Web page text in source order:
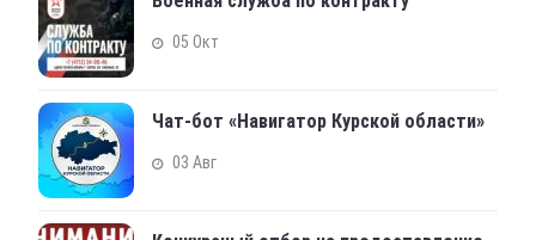
05 Окт
Чат-бот «Навигатор Курской области»
03 Авг